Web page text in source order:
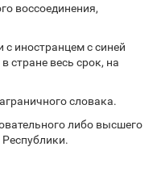
воссоединения,
иностранцем с синей
стране весь срок, на
словака.
либо высшего